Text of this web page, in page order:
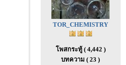
TOR_CHEMISTRY
โพสกระทู้ ( 4,442 )
บทความ ( 23 )